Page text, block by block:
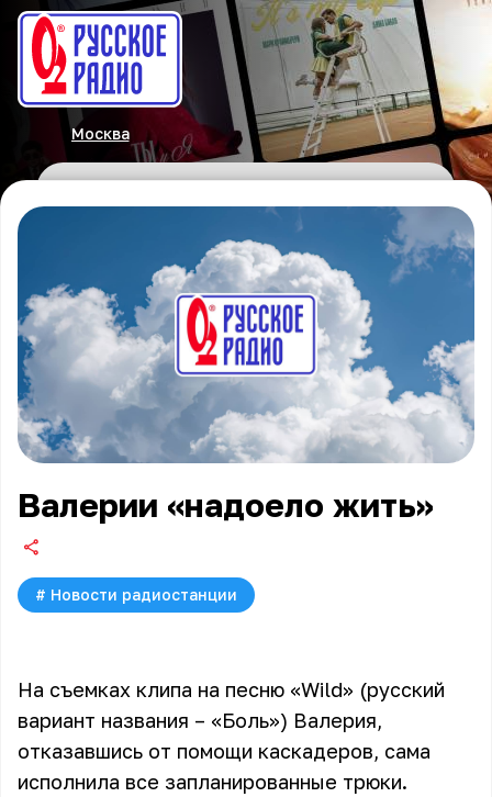
Москва
Валерии «надоело жить»
# Новости радиостанции
На съемках клипа на песню «Wild» (русский
вариант названия – «Боль») Валерия,
отказавшись от помощи каскадеров, сама
исполнила все запланированные трюки.